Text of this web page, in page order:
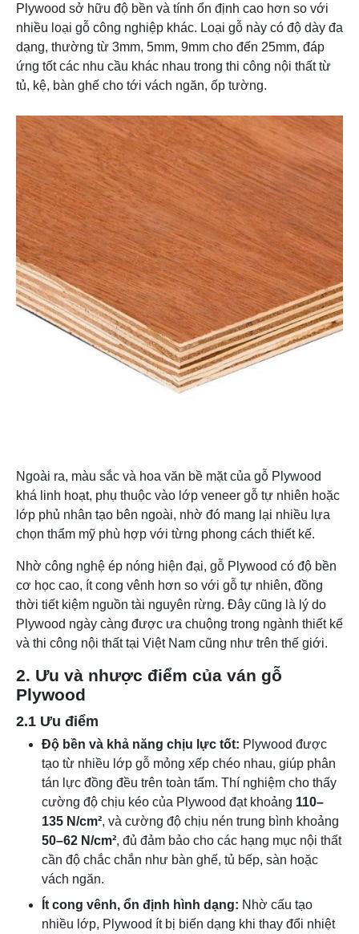
Plywood sở hữu độ bền và tính ổn định cao hơn so với
nhiều loại gỗ công nghiệp khác. Loại gỗ này có độ dày đa
dạng, thường từ 3mm, 5mm, 9mm cho đến 25mm, đáp
ứng tốt các nhu cầu khác nhau trong thi công nội thất từ
tủ, kệ, bàn ghế cho tới vách ngăn, ốp tường.
Ngoài ra, màu sắc và hoa văn bề mặt của gỗ Plywood
khá linh hoạt, phụ thuộc vào lớp veneer gỗ tự nhiên hoặc
lớp phủ nhân tạo bên ngoài, nhờ đó mang lại nhiều lựa
chọn thẩm mỹ phù hợp với từng phong cách thiết kế.
Nhờ công nghệ ép nóng hiện đại, gỗ Plywood có độ bền
cơ học cao, ít cong vênh hơn so với gỗ tự nhiên, đồng
thời tiết kiệm nguồn tài nguyên rừng. Đây cũng là lý do
Plywood ngày càng được ưa chuộng trong ngành thiết kế
và thi công nội thất tại Việt Nam cũng như trên thế giới.
2. Ưu và nhược điểm của ván gỗ
Plywood
2.1 Ưu điểm
Độ bền và khả năng chịu lực tốt: Plywood được
tạo từ nhiều lớp gỗ mỏng xếp chéo nhau, giúp phân
tán lực đồng đều trên toàn tấm. Thí nghiệm cho thấy
cường độ chịu kéo của Plywood đạt khoảng 110–
135 N/cm², và cường độ chịu nén trung bình khoảng
50–62 N/cm², đủ đảm bảo cho các hạng mục nội thất
cần độ chắc chắn như bàn ghế, tủ bếp, sàn hoặc
vách ngăn.
Ít cong vênh, ổn định hình dạng: Nhờ cấu tạo
nhiều lớp, Plywood ít bị biến dạng khi thay đổi nhiệt